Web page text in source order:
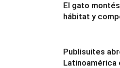
El gato
hábitat y
Publisuites
Latinoamérica